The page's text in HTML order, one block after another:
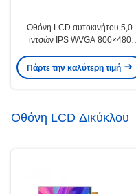
Οθόνη LCD αυτοκινήτου 5,0
ιντσών IPS WVGA 800×480
LVDS
Πάρτε την καλύτερη τιμή
Οθόνη LCD Δικύκλου